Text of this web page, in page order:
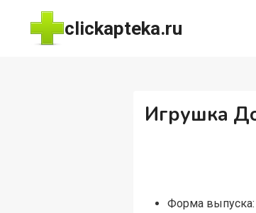
Перейти
содержимому
clickapteka.ru
Игрушка
Форма выпуска: